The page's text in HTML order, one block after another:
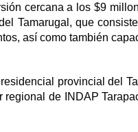
cercana a los $9
Tamarugal, que
así como también
provincial del
de INDAP